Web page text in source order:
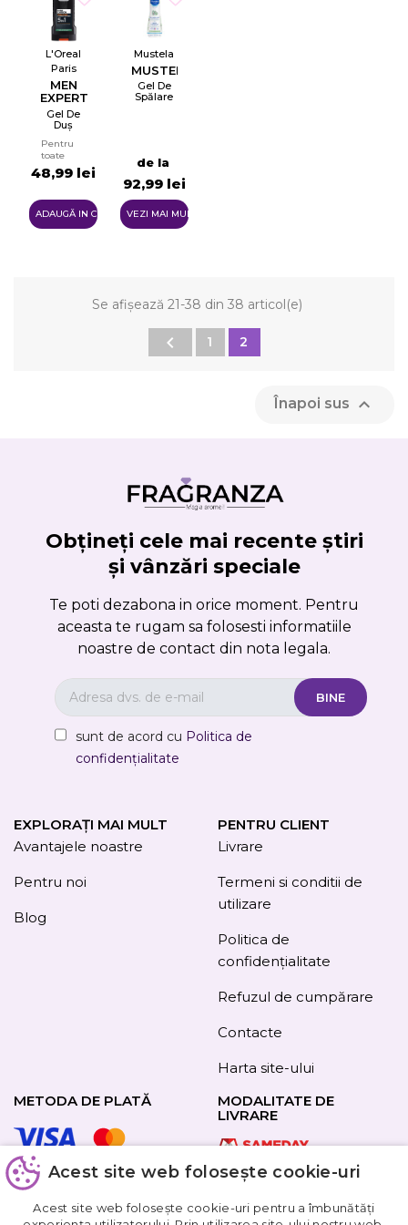
L'Oreal
Paris
MEN
EXPERT
PURE
CARBON
SHOWER
GEL
Gel De
Duș
Pentru
Bărbați
Pentru
toate
tipurile
de piele
48,99 lei
ADAUGĂ IN COŞ
Mustela
MUSTELA
Gel De
Spălare
de la
92,99 lei
VEZI MAI MULTE
Se afișează 21-38 din 38 articol(e)
 1 2
Înapoi sus 
Obțineți cele mai recente știri
și vânzări speciale
Te poti dezabona in orice moment. Pentru
aceasta te rugam sa folosesti informatiile
noastre de contact din nota legala.
sunt de acord cu Politica de
confidențialitate
EXPLORAȚI MAI MULT
Avantajele noastre
Pentru noi
Blog
PENTRU CLIENT
Livrare
Termeni si conditii de
utilizare
Politica de
confidențialitate
Refuzul de cumpărare
Contacte
Harta site-ului
METODA DE PLATĂ
URMAȚI-NE
MODALITATE DE
LIVRARE
Acest site web folosește cookie-uri
Acest site web folosește cookie-uri pentru a îmbunătăți